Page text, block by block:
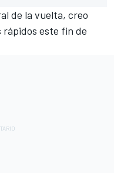
de la vuelta, creo
rápidos este fin de